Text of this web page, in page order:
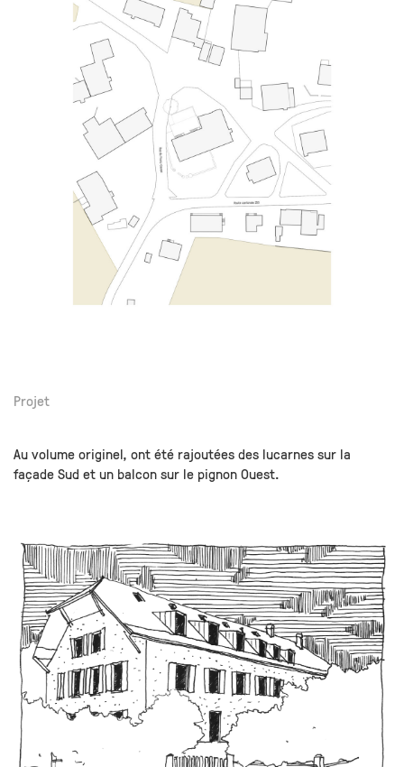
Projet
Au volume originel, ont été rajoutées des lucarnes sur la
façade Sud et un balcon sur le pignon Ouest.